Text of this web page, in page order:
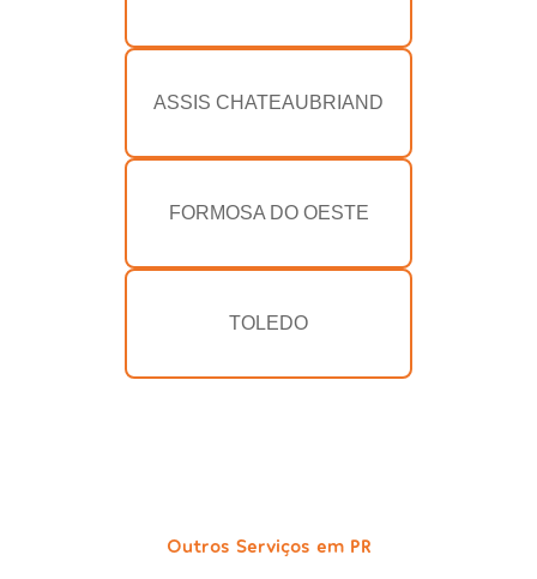
ASSIS CHATEAUBRIAND
FORMOSA DO OESTE
TOLEDO
Outros Serviços em PR